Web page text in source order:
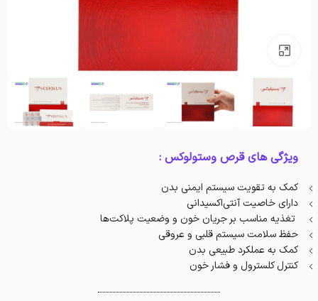
بزرگنمایی تصویر
ویژگی های قرص وستولوکس :
کمک به تقویت سیستم ایمنی بدن
دارای خاصیت آنتی‌اکسیدانی
تغذیه مناسب بر جریان خون و وضعیت پلاکت‌ها
حفظ سلامت سیستم قلبی و عروقی
کمک به عملکرد طبیعی بدن
کنترل کلسترول و فشار خون